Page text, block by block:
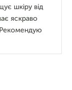
шкіру від
яскраво